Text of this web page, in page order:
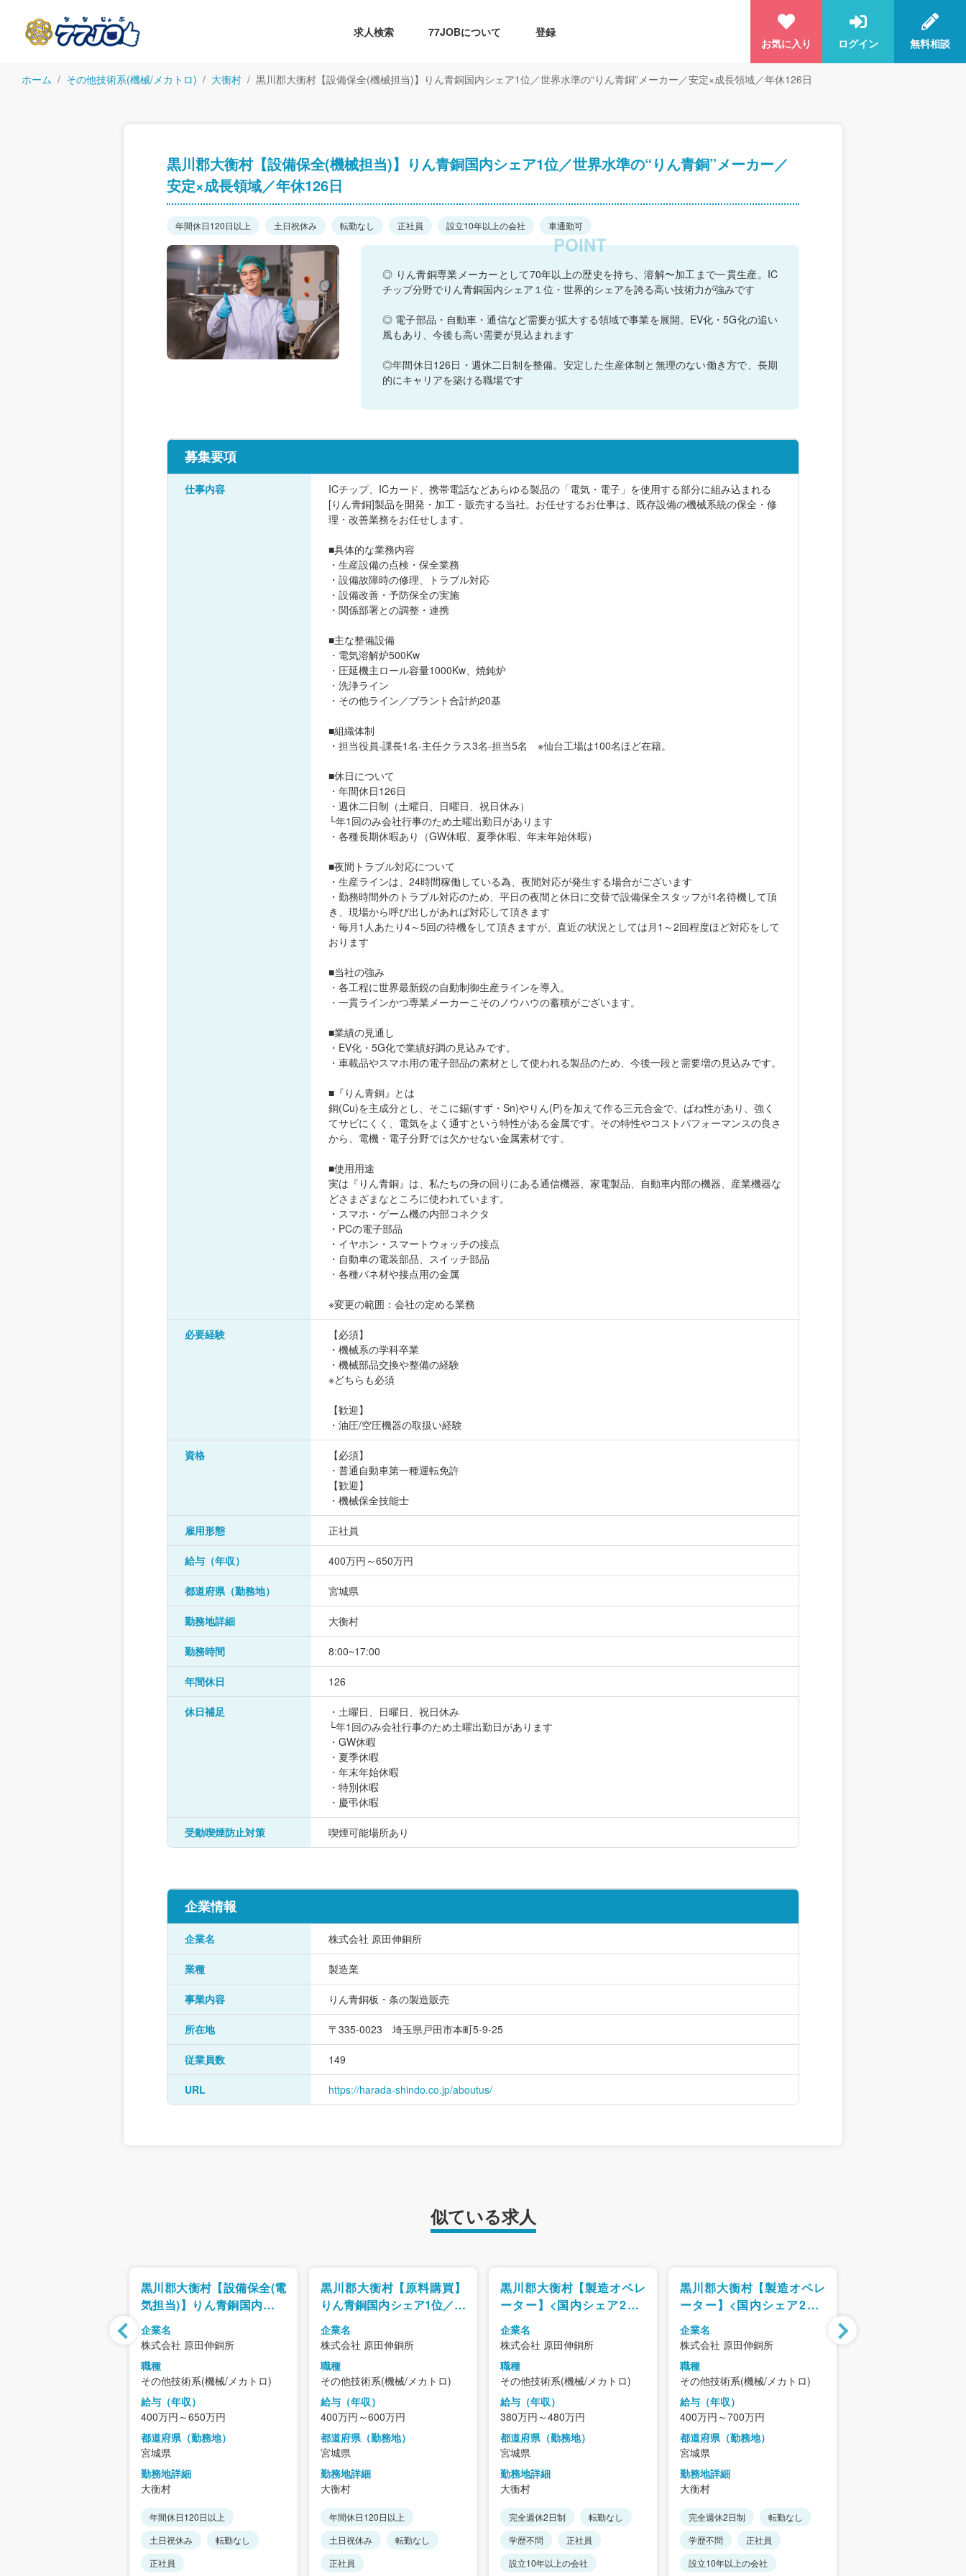
求人検索 77JOBについて
登録
お気に入り
ログイン 無料相談
ホーム その他技術系(機械/メカトロ) 大衡村 黒川郡大衡村【設備保全(機械担当)】りん青銅国内シェア1位／世界水準の“りん青銅”メーカー／安定×成長領域／年休126日
黒川郡大衡村【設備保全(機械担当)】りん青銅国内シェア1位／世界水準の“りん青銅”メーカー／
安定×成長領域／年休126日
年間休日120日以上 土日祝休み 転勤なし 正社員 設立10年以上の会社 車通勤可
◎ りん青銅専業メーカーとして70年以上の歴史を持ち、溶解〜加工まで一貫生産。IC
チップ分野でりん青銅国内シェア１位・世界的シェアを誇る高い技術力が強みです
◎ 電子部品・自動車・通信など需要が拡大する領域で事業を展開。EV化・5G化の追い
風もあり、今後も高い需要が見込まれます
◎年間休日126日・週休二日制を整備。安定した生産体制と無理のない働き方で、長期
的にキャリアを築ける職場です
募集要項
仕事内容
ICチップ、ICカード、携帯電話などあらゆる製品の「電気・電子」を使用する部分に組み込まれる
[りん青銅]製品を開発・加工・販売する当社。お任せするお仕事は、既存設備の機械系統の保全・修
理・改善業務をお任せします。
■具体的な業務内容
・生産設備の点検・保全業務
・設備故障時の修理、トラブル対応
・設備改善・予防保全の実施
・関係部署との調整・連携
■主な整備設備
・電気溶解炉500Kw
・圧延機主ロール容量1000Kw、焼鈍炉
・洗浄ライン
・その他ライン／プラント合計約20基
■組織体制
・担当役員-課長1名-主任クラス3名-担当5名 ※仙台工場は100名ほど在籍。
■休日について
・年間休日126日
・週休二日制（土曜日、日曜日、祝日休み）
└年1回のみ会社行事のため土曜出勤日があります
・各種長期休暇あり（GW休暇、夏季休暇、年末年始休暇）
■夜間トラブル対応について
・生産ラインは、24時間稼働している為、夜間対応が発生する場合がございます
・勤務時間外のトラブル対応のため、平日の夜間と休日に交替で設備保全スタッフが1名待機して頂
き、現場から呼び出しがあれば対応して頂きます
・毎月1人あたり4～5回の待機をして頂きますが、直近の状況としては月1～2回程度ほど対応をして
おります
■当社の強み
・各工程に世界最新鋭の自動制御生産ラインを導入。
・一貫ラインかつ専業メーカーこそのノウハウの蓄積がございます。
■業績の見通し
・EV化・5G化で業績好調の見込みです。
・車載品やスマホ用の電子部品の素材として使われる製品のため、今後一段と需要増の見込みです。
■『りん青銅』とは
銅(Cu)を主成分とし、そこに錫(すず・Sn)やりん(P)を加えて作る三元合金で、ばね性があり、強く
てサビにくく、電気をよく通すという特性がある金属です。その特性やコストパフォーマンスの良さ
から、電機・電子分野では欠かせない金属素材です。
■使用用途
実は『りん青銅』は、私たちの身の回りにある通信機器、家電製品、自動車内部の機器、産業機器な
どさまざまなところに使われています。
・スマホ・ゲーム機の内部コネクタ
・PCの電子部品
・イヤホン・スマートウォッチの接点
・自動車の電装部品、スイッチ部品
・各種バネ材や接点用の金属
※変更の範囲：会社の定める業務
必要経験
【必須】
・機械系の学科卒業
・機械部品交換や整備の経験
※どちらも必須
【歓迎】
・油圧/空圧機器の取扱い経験
資格
【必須】
・普通自動車第一種運転免許
【歓迎】
・機械保全技能士
雇用形態 正社員
給与（年収） 400万円～650万円
都道府県（勤務地） 宮城県
勤務地詳細 大衡村
勤務時間 8:00~17:00
年間休日 126
休日補足
・土曜日、日曜日、祝日休み
└年1回のみ会社行事のため土曜出勤日があります
・GW休暇
・夏季休暇
・年末年始休暇
・特別休暇
・慶弔休暇
受動喫煙防止対策 喫煙可能場所あり
企業情報
企業名 株式会社 原田伸銅所
業種 製造業
事業内容 りん青銅板・条の製造販売
所在地 〒335-0023 埼玉県戸田市本町5-9-25
従業員数 149
URL https://harada-shindo.co.jp/aboutus/
似ている求人
黒川郡大衡村【設備保全(電
気担当)】りん青銅国内シェ
ア1位／世界水準の“りん青
銅”メーカー／安定×成長領
企業名
株式会社 原田伸銅所
職種
その他技術系(機械/メカトロ)
給与（年収）
400万円～650万円
都道府県（勤務地）
宮城県
勤務地詳細
大衡村
年間休日120日以上
土日祝休み
転勤なし
正社員
黒川郡大衡村【原料購買】
りん青銅国内シェア1位／世
界水準の“りん青銅”メーカ
ー／安定×成長領域／年休
企業名
株式会社 原田伸銅所
職種
その他技術系(機械/メカトロ)
給与（年収）
400万円～600万円
都道府県（勤務地）
宮城県
勤務地詳細
大衡村
年間休日120日以上
土日祝休み
転勤なし
正社員
黒川郡大衡村【製造オペレ
ーター】<国内シェア2位>
世界品質の"りん青銅メーカ
ー"／少数精鋭で裁量◎／
業！!
企業名
株式会社 原田伸銅所
職種
その他技術系(機械/メカトロ)
給与（年収）
380万円～480万円
都道府県（勤務地）
宮城県
勤務地詳細
大衡村
完全週休2日制
転勤なし
学歴不問
正社員
設立10年以上の会社
黒川郡大衡村【製造オペレ
ーター】<国内シェア2位>
世界品質の"りん青銅メーカ
ー"／高度設備×裁量大／成
企業名
株式会社 原田伸銅所
職種
その他技術系(機械/メカトロ)
給与（年収）
400万円～700万円
都道府県（勤務地）
宮城県
勤務地詳細
大衡村
完全週休2日制
転勤なし
学歴不問
正社員
設立10年以上の会社